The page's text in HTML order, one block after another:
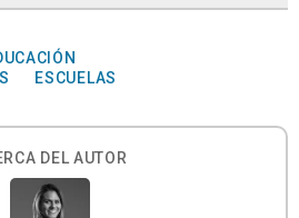
ESCUELAS
DEL AUTOR